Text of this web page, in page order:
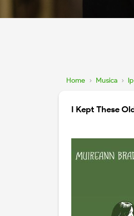
Home › Musica ›
I Kept These